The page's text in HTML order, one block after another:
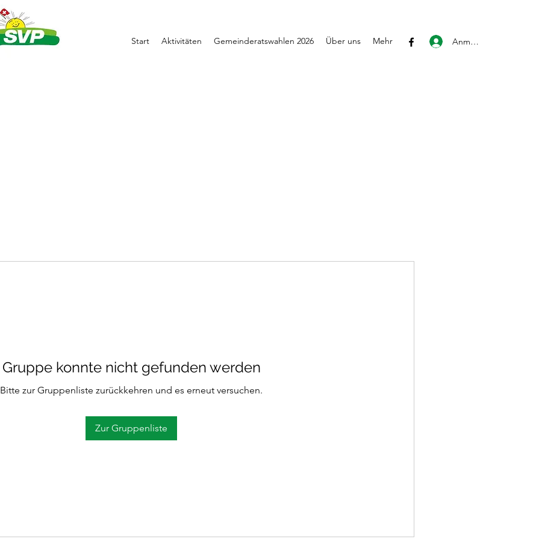
Start Aktivitäten Gemeinderatswahlen 2026 Über uns Mehr Anmelden
Gruppe konnte nicht gefunden werden
Bitte zur Gruppenliste zurückkehren und es erneut versuchen.
Zur Gruppenliste